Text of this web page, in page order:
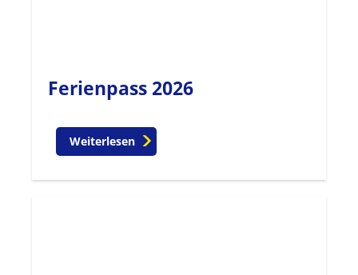
Ferienpass 2026
Weiterlesen